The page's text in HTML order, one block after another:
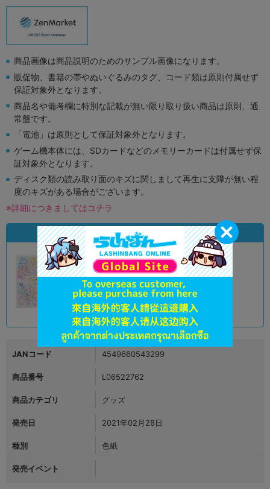
商品画像は商品説明のためのサンプル画像になります。
販促物、書籍の帯やぬいぐるみのタグ、コード類は原則付属せず
保証対象外となります。
商品名や備考欄に特別な記載が無い限り取り扱い商品は原則、通
常盤です。
「電池」は原則として保証対象外となります。
ゲーム機本体には、SDカードなどのメモリーカードは付属せず保
証対象外となります。
ディスク類の読み取り面のキズに関しまして再生に支障が無い程
度のキズがある場合がございます。
※詳細につきましてはコチラ
状態違いの同一商品
状態 :A
オンライン
品切状態 4,690円 税込
JANコード 4549660543299
商品番号 L06522762
商品カテゴリ グッズ
発売日 2021年02月28日
種別 色紙
発売イベント